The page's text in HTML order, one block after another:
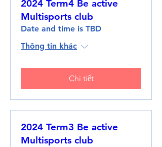
2024 Term4 Be active
Multisports club
Date and time is TBD
Thông tin khác
Chi tiết
2024 Term3 Be active
Multisports club